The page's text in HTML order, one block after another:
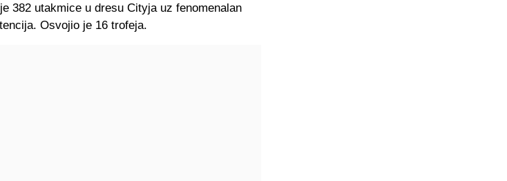
382 utakmice u dresu Cityja uz fenomenalan
Osvojio je 16 trofeja.